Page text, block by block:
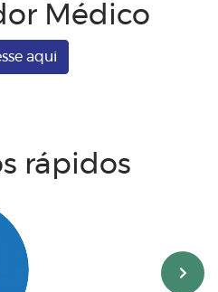
Médico
aqui
rápidos
›